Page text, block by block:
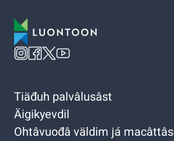
Tiäđuh palvâlusâst
Äigikyevdil
Ohtâvuođâ väldim já macâttâs